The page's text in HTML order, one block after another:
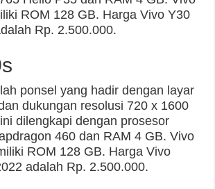
ROM 128 GB. Harga Vivo Y30
Rp. 2.500.000.
ponsel yang hadir dengan layar
dukungan resolusi 720 x 1600
dilengkapi dengan prosesor
460 dan RAM 4 GB. Vivo
ROM 128 GB. Harga Vivo
adalah Rp. 2.500.000.